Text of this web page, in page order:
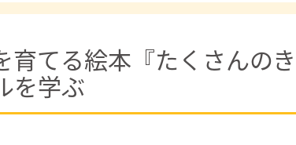
てる絵本『たくさんのき
を学ぶ